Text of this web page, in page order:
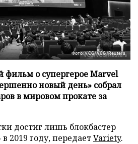
Фото: VCG/VCG/Reuters
фильм о супергерое Marvel
новый день» собрал
в мировом прокате за
достиг лишь блокбастер
2019 году, передаетVariety.